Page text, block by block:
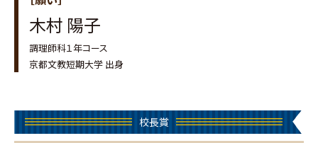
木村 陽子
調理師科１年コース
京都文教短期大学 出身
校長賞